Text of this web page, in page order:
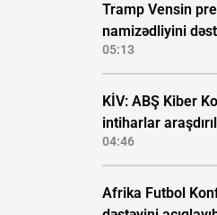
Tramp Vensin
namizədliyini
05:13
KİV: ABŞ Kiber
intiharlar
04:46
Afrika Futbol